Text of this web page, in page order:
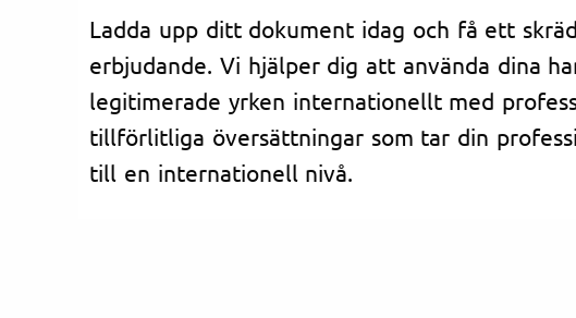
Ladda upp ditt dokument idag och få ett
erbjudande. Vi hjälper dig att använda dina
legitimerade yrken internationellt med
tillförlitliga översättningar som tar din
till en internationell nivå.